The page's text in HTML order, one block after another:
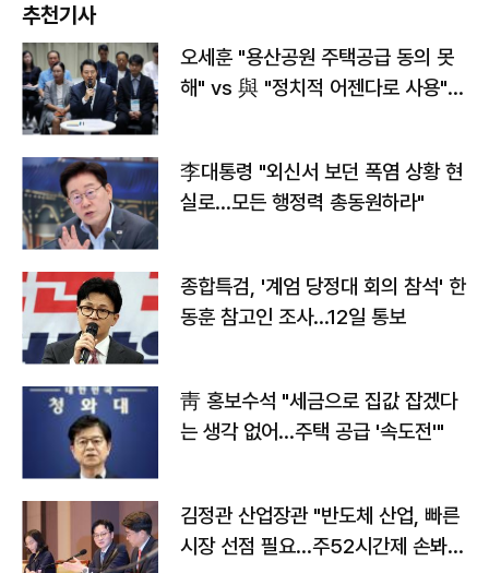
추천기사
오세훈 "용산공원 주택공급 동의 못
해" vs 與 "정치적 어젠다로 사용"
李대통령 "외신서 보던 폭염 상황 현
실로…모든 행정력 총동원하라"
종합특검, '계엄 당정대 회의 참석' 한
동훈 참고인 조사...12일 통보
靑 홍보수석 "세금으로 집값 잡겠다
는 생각 없어…주택 공급 '속도전'"
김정관 산업장관 "반도체 산업, 빠른
시장 선점 필요…주52시간제 손봐